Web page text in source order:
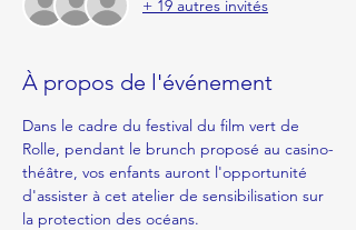
+ 19 autres invités
À propos de l'événement
Dans le cadre du festival du film vert de
Rolle, pendant le brunch proposé au casino-
théâtre, vos enfants auront l'opportunité
d'assister à cet atelier de sensibilisation sur
la protection des océans.